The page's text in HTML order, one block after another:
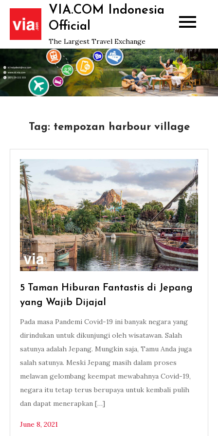
Skip
content
VIA.COM Indonesia
Official
The Largest Travel Exchange
Tag: tempozan harbour village
5 Taman Hiburan Fantastis di Jepang
yang Wajib Dijajal
Pada masa Pandemi Covid-19 ini banyak negara yang
dirindukan untuk dikunjungi oleh wisatawan. Salah
satunya adalah Jepang. Mungkin saja, Tamu Anda juga
salah satunya. Meski Jepang masih dalam proses
melawan gelombang keempat mewabahnya Covid-19,
negara itu tetap terus berupaya untuk kembali pulih
dan dapat menerapkan […]
June 8, 2021